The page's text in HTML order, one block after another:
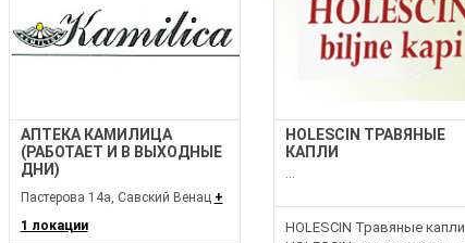
АПТЕКА КАМИЛИЦА
(РАБОТАЕТ И В ВЫХОДНЫЕ
ДНИ)
Пастерова 14а, Савский Венац +
1 локации
HOLESCIN ТРАВЯНЫЕ
КАПЛИ
HOLESCIN Травяные капли